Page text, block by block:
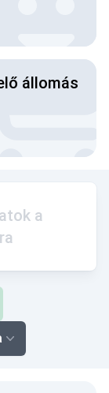
állomás
a